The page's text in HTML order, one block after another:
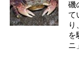
磯
て
り
を
ニ